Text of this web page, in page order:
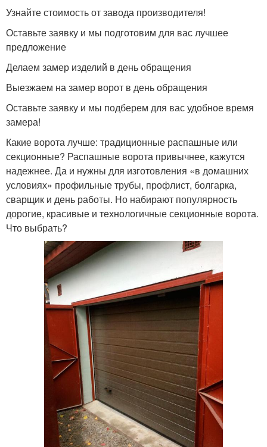
Узнайте стоимость от завода производителя!
Оставьте заявку и мы подготовим для вас лучшее
предложение
Делаем замер изделий в день обращения
Выезжаем на замер ворот в день обращения
Оставьте заявку и мы подберем для вас удобное время
замера!
Какие ворота лучше: традиционные распашные или
секционные? Распашные ворота привычнее, кажутся
надежнее. Да и нужны для изготовления «в домашних
условиях» профильные трубы, профлист, болгарка,
сварщик и день работы. Но набирают популярность
дорогие, красивые и технологичные секционные ворота.
Что выбрать?